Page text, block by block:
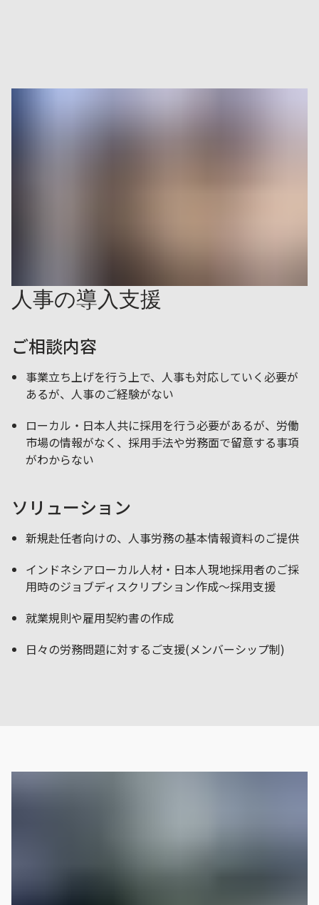
人事の導入支援
ご相談内容
事業立ち上げを行う上で、人事も対応していく必要が
あるが、人事のご経験がない
ローカル・日本人共に採用を行う必要があるが、労働
市場の情報がなく、採用手法や労務面で留意する事項
がわからない
ソリューション
新規赴任者向けの、人事労務の基本情報資料のご提供
インドネシアローカル人材・日本人現地採用者のご採
用時のジョブディスクリプション作成～採用支援
就業規則や雇用契約書の作成
日々の労務問題に対するご支援(メンバーシップ制)